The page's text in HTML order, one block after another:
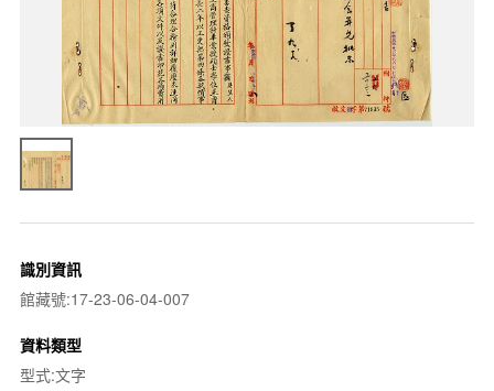
識別資訊
館藏號:17-23-06-04-007
資料類型
型式:文字